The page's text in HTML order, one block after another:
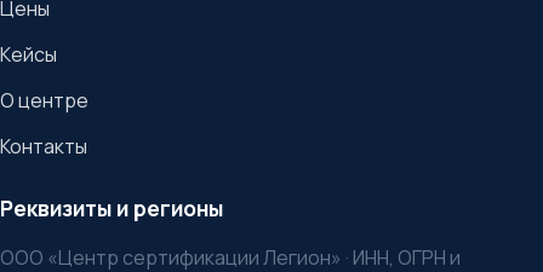
Цены
Кейсы
О центре
Контакты
Реквизиты и регионы
ООО «Центр сертификации Легион» · ИНН, ОГРН и